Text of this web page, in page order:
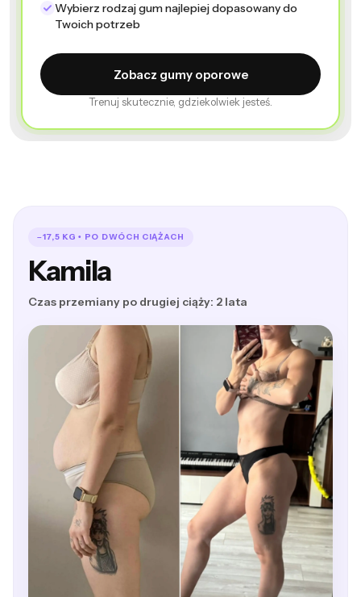
Wybierz rodzaj gum najlepiej dopasowany do
Twoich potrzeb
Zobacz gumy oporowe
Trenuj skutecznie, gdziekolwiek jesteś.
Gumy
oporowe
Treningi
kobiet
–17,5 KG • PO DWÓCH CIĄŻACH
Kamila
Czas przemiany po drugiej ciąży: 2 lata